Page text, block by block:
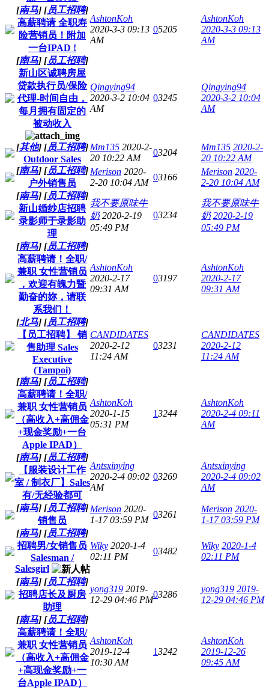
[南马] [员工招聘]
高薪聘请 全职寿
险营销员！附加
一台IPAD !
AshtonKoh
2020-3-3 09:13
AM
05205
AshtonKoh
2020-3-3 09:13
AM
[南马] [员工招聘]
新山区诚聘房屋
贷款执行员/保险
代理-时间自由，
每月拥有固定的
被动收入
Qingying94
2020-3-2 10:04
AM
03245
Qingying94
2020-3-2 10:04
AM
[其他] [员工招聘]
Outdoor Sales
Mm135 2020-2-
20 10:22 AM
03204
Mm135 2020-2-
20 10:22 AM
[南马] [员工招聘]
户外销售员
Merison 2020-
2-20 10:04 AM
03166
Merison 2020-
2-20 10:04 AM
[南马] [员工招聘]
新山婚纱店招聘
录影师于录影助
理
我不要原味牛
奶 2020-2-19
05:49 PM
03234
我不要原味牛
奶 2020-2-19
05:49 PM
[南马] [员工招聘]
高薪聘请！全职/
兼职 女性营销员
，欢迎有魄力暨
勤奋的妳，请联
系我们！
AshtonKoh
2020-2-17
09:31 AM
03197
AshtonKoh
2020-2-17
09:31 AM
[北马] [员工招聘]
【员工招聘】 销
售助理 Sales
Executive
(Tampoi)
CANDIDATES
2020-2-12
11:24 AM
03231
CANDIDATES
2020-2-12
11:24 AM
[南马] [员工招聘]
高薪聘请！全职/
兼职 女性营销员
（高收入+高佣金
+现金奖励+一台
Apple IPAD）
AshtonKoh
2020-1-15
05:31 PM
13244
AshtonKoh
2020-2-4 09:11
AM
[南马] [员工招聘]
【服装设计工作
室 / 制衣厂】Sales
有/无经验都可
Antsxinying
2020-2-4 09:02
AM
03269
Antsxinying
2020-2-4 09:02
AM
[南马] [员工招聘]
销售员
Merison 2020-
1-17 03:59 PM
03261
Merison 2020-
1-17 03:59 PM
[南马] [员工招聘]
招聘男/女销售员
Salesman /
Salesgirl
Wiky 2020-1-4
02:11 PM
03482
Wiky 2020-1-4
02:11 PM
[南马] [员工招聘]
招聘店长及厨房
助理
yong319 2019-
12-29 04:46 PM
03286
yong319 2019-
12-29 04:46 PM
[南马] [员工招聘]
高薪聘请！全职/
兼职 女性营销员
（高收入+高佣金
+高现金奖励+一
台Apple IPAD）
AshtonKoh
2019-12-4
10:30 AM
13242
AshtonKoh
2019-12-26
09:45 AM